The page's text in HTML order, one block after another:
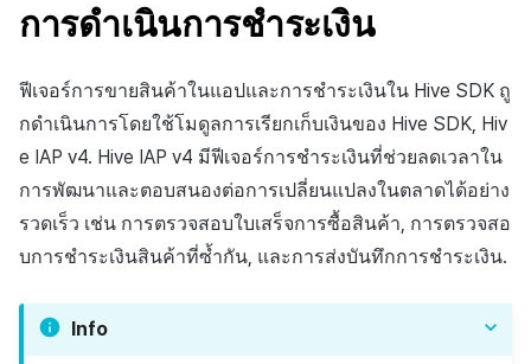
การดำเนินการชำระเงิน
ฟีเจอร์การขายสินค้าในแอปและการชำระเงินใน Hive SDK ถู
กดำเนินการโดยใช้โมดูลการเรียกเก็บเงินของ Hive SDK, Hiv
e IAP v4. Hive IAP v4 มีฟีเจอร์การชำระเงินที่ช่วยลดเวลาใน
การพัฒนาและตอบสนองต่อการเปลี่ยนแปลงในตลาดได้อย่าง
รวดเร็ว เช่น การตรวจสอบใบเสร็จการซื้อสินค้า, การตรวจสอ
บการชำระเงินสินค้าที่ซ้ำกัน, และการส่งบันทึกการชำระเงิน.
Info